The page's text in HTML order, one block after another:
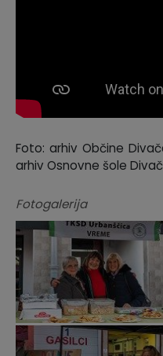
Foto: arhiv Občine
arhiv Osnovne šole
Fotogalerija